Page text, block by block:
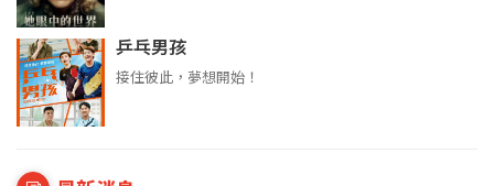
乒乓男孩
接住彼此，夢想開始！